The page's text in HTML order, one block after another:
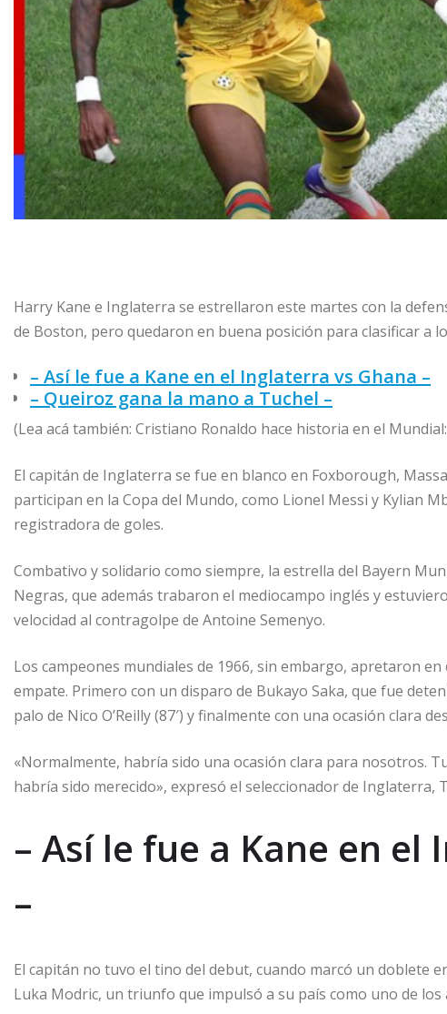
Harry Kane e Inglaterra se estrellaron este martes con la
de Boston, pero quedaron en buena posición para clasificar a
– Así le fue a Kane en el Inglaterra vs Ghana –
– Queiroz gana la mano a Tuchel –
(Lea acá también: Cristiano Ronaldo hace historia en el
El capitán de Inglaterra se fue en blanco en Foxborough,
participan en la Copa del Mundo, como Lionel Messi y Kylian
registradora de goles.
Combativo y solidario como siempre, la estrella del Bayern
Negras, que además trabaron el mediocampo inglés y
velocidad al contragolpe de Antoine Semenyo.
Los campeones mundiales de 1966, sin embargo, apretaron
empate. Primero con un disparo de Bukayo Saka, que fue
palo de Nico O’Reilly (87′) y finalmente con una ocasión clara
«Normalmente, habría sido una ocasión clara para nosotros.
habría sido merecido», expresó el seleccionador de Inglaterra,
– Así le fue a Kane en el
–
El capitán no tuvo el tino del debut, cuando marcó un doblete
Luka Modric, un triunfo que impulsó a su país como uno de